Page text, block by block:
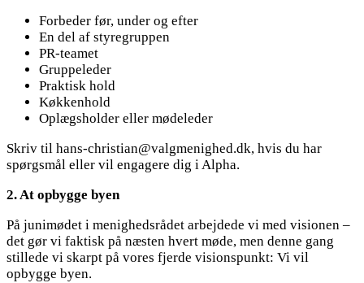
Forbeder før, under og efter
En del af styregruppen
PR-teamet
Gruppeleder
Praktisk hold
Køkkenhold
Oplægsholder eller mødeleder
Skriv til hans-christian@valgmenighed.dk, hvis du har
spørgsmål eller vil engagere dig i Alpha.
2. At opbygge byen
På junimødet i menighedsrådet arbejdede vi med visionen –
det gør vi faktisk på næsten hvert møde, men denne gang
stillede vi skarpt på vores fjerde visionspunkt: Vi vil
opbygge byen.